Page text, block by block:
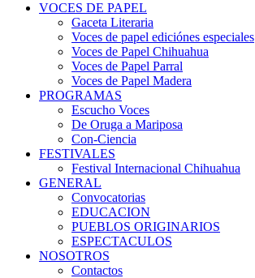
VOCES DE PAPEL
Gaceta Literaria
Voces de papel ediciónes especiales
Voces de Papel Chihuahua
Voces de Papel Parral
Voces de Papel Madera
PROGRAMAS
Escucho Voces
De Oruga a Mariposa
Con-Ciencia
FESTIVALES
Festival Internacional Chihuahua
GENERAL
Convocatorias
EDUCACION
PUEBLOS ORIGINARIOS
ESPECTACULOS
NOSOTROS
Contactos